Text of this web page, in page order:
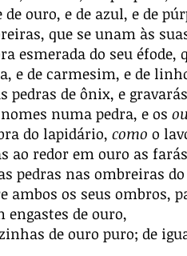
de ouro, e de azul, e de
que se unam às
esmerada do seu éfode,
e de carmesim, e de
pedras de ônix, e
numa pedra, e os
do lapidário, como o
ao redor em ouro as
pedras nas ombreiras do
ambos os seus ombros,
engastes de ouro,
de ouro puro; de